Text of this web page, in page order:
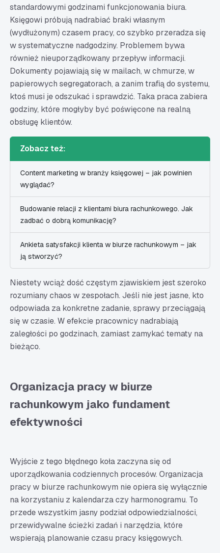
standardowymi godzinami funkcjonowania biura.
Księgowi próbują nadrabiać braki własnym
(wydłużonym) czasem pracy, co szybko przeradza się
w systematyczne nadgodziny. Problemem bywa
również nieuporządkowany przepływ informacji.
Dokumenty pojawiają się w mailach, w chmurze, w
papierowych segregatorach, a zanim trafią do systemu,
ktoś musi je odszukać i sprawdzić. Taka praca zabiera
godziny, które mogłyby być poświęcone na realną
obsługę klientów.
Zobacz też:
Content marketing w branży księgowej – jak powinien
wyglądać?
Budowanie relacji z klientami biura rachunkowego. Jak
zadbać o dobrą komunikację?
Ankieta satysfakcji klienta w biurze rachunkowym – jak
ją stworzyć?
Niestety wciąż dość częstym zjawiskiem jest szeroko
rozumiany chaos w zespołach. Jeśli nie jest jasne, kto
odpowiada za konkretne zadanie, sprawy przeciągają
się w czasie. W efekcie pracownicy nadrabiają
zaległości po godzinach, zamiast zamykać tematy na
bieżąco.
Organizacja pracy w biurze
rachunkowym jako fundament
efektywności
Wyjście z tego błędnego koła zaczyna się od
uporządkowania codziennych procesów. Organizacja
pracy w biurze rachunkowym nie opiera się wyłącznie
na korzystaniu z kalendarza czy harmonogramu. To
przede wszystkim jasny podział odpowiedzialności,
przewidywalne ścieżki zadań i narzędzia, które
wspierają planowanie czasu pracy księgowych.